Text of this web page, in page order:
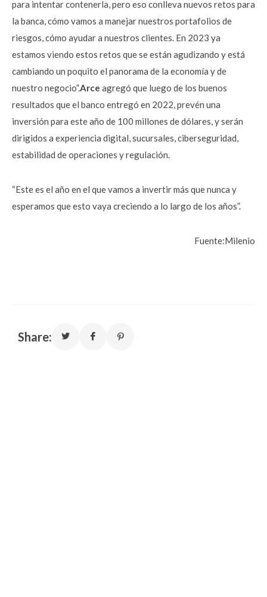
para intentar contenerla, pero eso conlleva nuevos retos para
la banca, cómo vamos a manejar nuestros portafolios de
riesgos, cómo ayudar a nuestros clientes. En 2023 ya
estamos viendo estos retos que se están agudizando y está
cambiando un poquito el panorama de la economía y de
nuestro negocio”.Arce agregó que luego de los buenos
resultados que el banco entregó en 2022, prevén una
inversión para este año de 100 millones de dólares, y serán
dirigidos a experiencia digital, sucursales, ciberseguridad,
estabilidad de operaciones y regulación.
“Este es el año en el que vamos a invertir más que nunca y
esperamos que esto vaya creciendo a lo largo de los años”.
Fuente:Milenio
Share: